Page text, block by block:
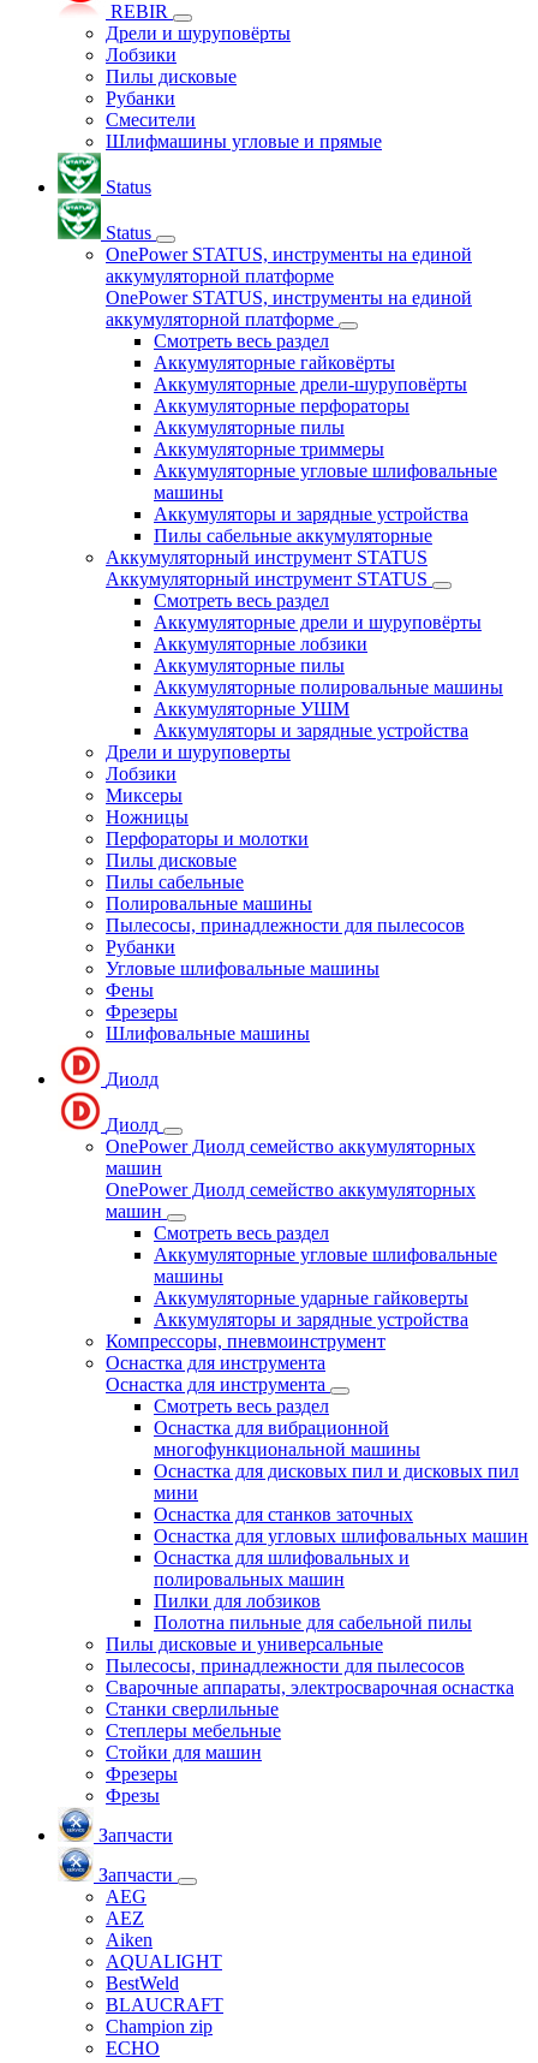
REBIR
Дрели и шуруповёрты
Лобзики
Пилы дисковые
Рубанки
Смесители
Шлифмашины угловые и прямые
Status
Status
OnePower STATUS, инструменты на единой
аккумуляторной платформе
OnePower STATUS, инструменты на единой
аккумуляторной платформе
Смотреть весь раздел
Аккумуляторные гайковёрты
Аккумуляторные дрели-шуруповёрты
Аккумуляторные перфораторы
Аккумуляторные пилы
Аккумуляторные триммеры
Аккумуляторные угловые шлифовальные
машины
Аккумуляторы и зарядные устройства
Пилы сабельные аккумуляторные
Аккумуляторный инструмент STATUS
Аккумуляторный инструмент STATUS
Смотреть весь раздел
Аккумуляторные дрели и шуруповёрты
Аккумуляторные лобзики
Аккумуляторные пилы
Аккумуляторные полировальные машины
Аккумуляторные УШМ
Аккумуляторы и зарядные устройства
Дрели и шуруповерты
Лобзики
Миксеры
Ножницы
Перфораторы и молотки
Пилы дисковые
Пилы сабельные
Полировальные машины
Пылесосы, принадлежности для пылесосов
Рубанки
Угловые шлифовальные машины
Фены
Фрезеры
Шлифовальные машины
Диолд
Диолд
OnePower Диолд семейство аккумуляторных
машин
OnePower Диолд семейство аккумуляторных
машин
Смотреть весь раздел
Аккумуляторные угловые шлифовальные
машины
Аккумуляторные ударные гайковерты
Аккумуляторы и зарядные устройства
Компрессоры, пневмоинструмент
Оснастка для инструмента
Оснастка для инструмента
Смотреть весь раздел
Оснастка для вибрационной
многофункциональной машины
Оснастка для дисковых пил и дисковых пил
мини
Оснастка для станков заточных
Оснастка для угловых шлифовальных машин
Оснастка для шлифовальных и
полировальных машин
Пилки для лобзиков
Полотна пильные для сабельной пилы
Пилы дисковые и универсальные
Пылесосы, принадлежности для пылесосов
Сварочные аппараты, электросварочная оснастка
Станки сверлильные
Степлеры мебельные
Стойки для машин
Фрезеры
Фрезы
Запчасти
Запчасти
AEG
AEZ
Aiken
AQUALIGHT
BestWeld
BLAUCRAFT
Champion zip
ECHO